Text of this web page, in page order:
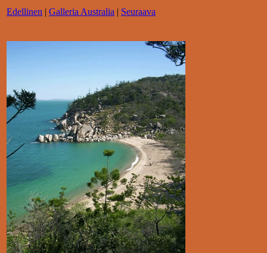
Edellinen | Galleria Australia | Seuraava